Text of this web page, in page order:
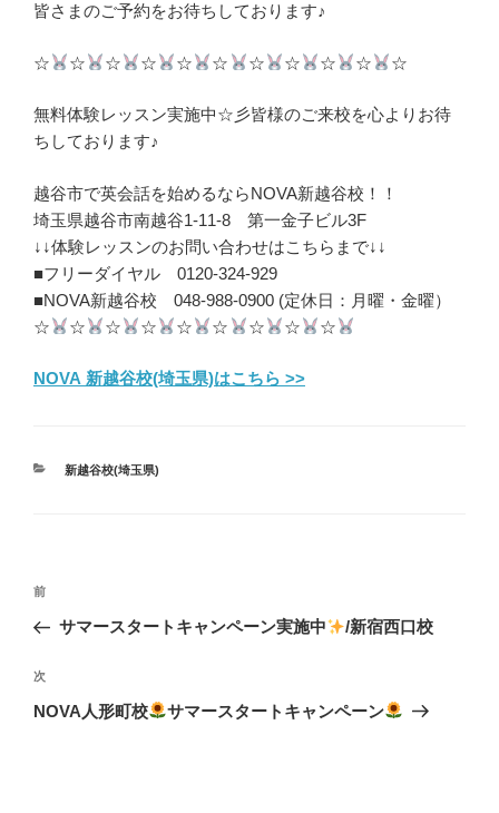
皆さまのご予約をお待ちしております♪
☆ ☆ ☆ ☆ ☆ ☆ ☆ ☆ ☆ ☆ ☆
無料体験レッスン実施中☆彡皆様のご来校を心よりお待
ちしております♪
越谷市で英会話を始めるならNOVA新越谷校！！
埼玉県越谷市南越谷1-11-8 第一金子ビル3F
↓↓体験レッスンのお問い合わせはこちらまで↓↓
■フリーダイヤル 0120-324-929
■NOVA新越谷校 048-988-0900 (定休日：月曜・金曜）
☆
☆ ☆ ☆ ☆ ☆ ☆ ☆ ☆
NOVA 新越谷校(埼玉県)はこちら >>
カ
新越谷校(埼玉県)
投
ナ
ビ
ゲ
前
の
稿
前
サマースタートキャンペーン実施中 /新宿西口校
次
の
次
NOVA人形町校 サマースタートキャンペーン